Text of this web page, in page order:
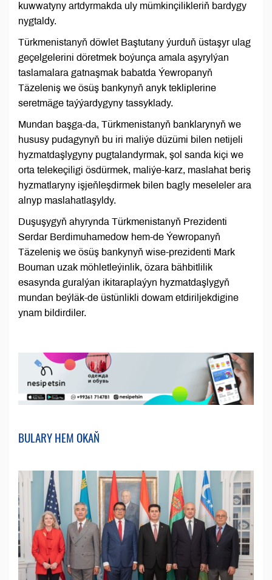
kuwwatyny artdyrmakda uly mümkinçilikleriň bardygy
nygtaldy.
Türkmenistanyň döwlet Baştutany ýurduň üstaşyr ulag
geçelgelerini döretmek boýunça amala aşyrylýan
taslamalara gatnaşmak babatda Ýewropanyň
Täzeleniş we ösüş bankynyň anyk tekliplerine
seretmäge taýýardygyny tassyklady.
Mundan başga-da, Türkmenistanyň banklarynyň we
hususy pudagynyň bu iri maliýe düzümi bilen netijeli
hyzmatdaşlygyny pugtalandyrmak, şol sanda kiçi we
orta telekeçiligi ösdürmek, maliýe-karz, maslahat beriş
hyzmatlaryny işjeňleşdirmek bilen bagly meseleler ara
alnyp maslahatlaşyldy.
Duşuşygyň ahyrynda Türkmenistanyň Prezidenti
Serdar Berdimuhamedow hem-de Ýewropanyň
Täzeleniş we ösüş bankynyň wise-prezidenti Mark
Bouman uzak möhletleýinlik, özara bähbitlilik
esasynda guralýan ikitaraplaýyn hyzmatdaşlygyň
mundan beýläk-de üstünlikli dowam etdiriljekdigine
ynam bildirdiler.
BULARY HEM OKAŇ